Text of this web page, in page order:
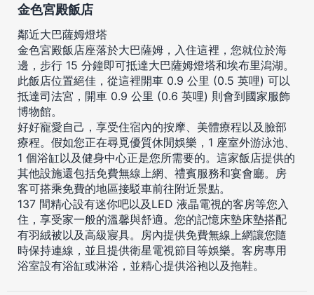
金色宮殿飯店
鄰近大巴薩姆燈塔
金色宮殿飯店座落於大巴薩姆，入住這裡，您就位於海
邊，步行 15 分鐘即可抵達大巴薩姆燈塔和埃布里潟湖。
此飯店位置絕佳，從這裡開車 0.9 公里 (0.5 英哩) 可以
抵達司法宮，開車 0.9 公里 (0.6 英哩) 則會到國家服飾
博物館。
好好寵愛自己，享受住宿內的按摩、美體療程以及臉部
療程。假如您正在尋覓優質休閒娛樂，1 座室外游泳池、
1 個浴缸以及健身中心正是您所需要的。這家飯店提供的
其他設施還包括免費無線上網、禮賓服務和宴會廳。房
客可搭乘免費的地區接駁車前往附近景點。
137 間精心設有迷你吧以及LED 液晶電視的客房等您入
住，享受家一般的溫馨與舒適。您的記憶床墊床墊搭配
有羽絨被以及高級寢具。房內提供免費無線上網讓您隨
時保持連線，並且提供衛星電視節目等娛樂。客房專用
浴室設有浴缸或淋浴，並精心提供浴袍以及拖鞋。